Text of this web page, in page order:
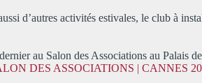
d’autres activités estivales, le club à
au Salon des Associations au Palais
DES ASSOCIATIONS | CANNES